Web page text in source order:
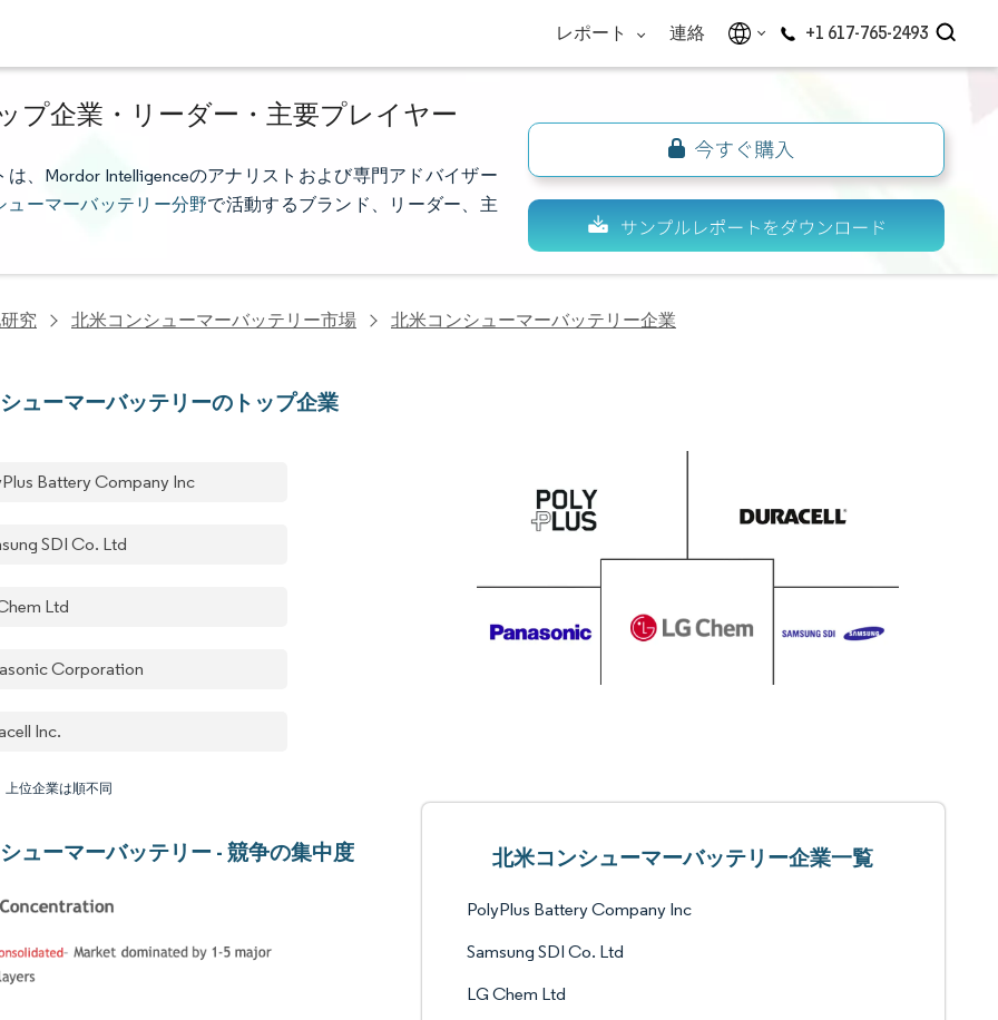
レポート 連絡 +1 617-765-2493
プ企業・リーダー・主要プレイヤー
、Mordor Intelligenceのアナリストおよび専門アドバイザー
ューマーバッテリー分野で活動するブランド、リーダー、主
究 北米コンシューマーバッテリー市場 北米コンシューマーバッテリー企業
ューマーバッテリーのトップ企業
Battery Company Inc
SDI Co. Ltd
Ltd
Corporation
Inc.
上位企業は順不同
ューマーバッテリー - 競争の集中度 北米コンシューマーバッテリー企業一覧
PolyPlus Battery Company Inc
Samsung SDI Co. Ltd
LG Chem Ltd